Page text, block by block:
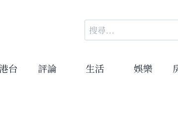
搜
尋
鍵
台 評論 生活 娛樂